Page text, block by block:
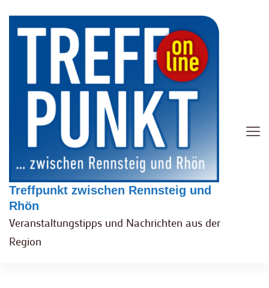
Treffpunkt zwischen Rennsteig und
Rhön
Veranstaltungstipps und Nachrichten aus der
Region